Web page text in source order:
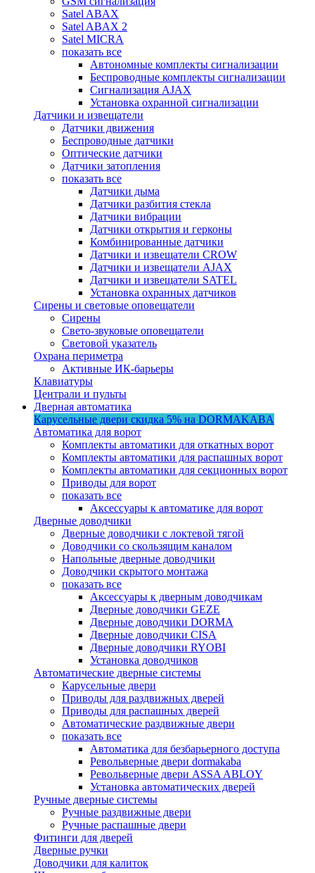
Satel ABAX
Satel ABAX 2
Satel MICRA
показать все
Автономные комплекты сигнализации
Беспроводные комплекты сигнализации
Сигнализация AJAX
Установка охранной сигнализации
Датчики и извещатели
Датчики движения
Беспроводные датчики
Оптические датчики
Датчики затопления
показать все
Датчики дыма
Датчики разбития стекла
Датчики вибрации
Датчики открытия и герконы
Комбинированные датчики
Датчики и извещатели CROW
Датчики и извещатели AJAX
Датчики и извещатели SATEL
Установка охранных датчиков
Сирены и световые оповещатели
Сирены
Свето-звуковые оповещатели
Световой указатель
Охрана периметра
Активные ИК-барьеры
Клавиатуры
Централи и пульты
Дверная автоматика
Карусельные двери скидка 5% на DORMAKABA
Автоматика для ворот
Комплекты автоматики для откатных ворот
Комплекты автоматики для распашных ворот
Комплекты автоматики для секционных ворот
Приводы для ворот
показать все
Аксессуары к автоматике для ворот
Дверные доводчики
Дверные доводчики с локтевой тягой
Доводчики со скользящим каналом
Напольные дверные доводчики
Доводчики скрытого монтажа
показать все
Аксессуары к дверным доводчикам
Дверные доводчики GEZE
Дверные доводчики DORMA
Дверные доводчики CISA
Дверные доводчики RYOBI
Установка доводчиков
Автоматические дверные системы
Карусельные двери
Приводы для раздвижных дверей
Приводы для распашных дверей
Автоматические раздвижные двери
показать все
Автоматика для безбарьерного доступа
Револьверные двери dormakaba
Револьверные двери ASSA ABLOY
Установка автоматических дверей
Ручные дверные системы
Ручные раздвижные двери
Ручные распашные двери
Фитинги для дверей
Дверные ручки
Доводчики для калиток